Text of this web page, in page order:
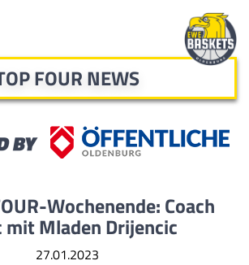
FOUR NEWS
Wochenende: Coach
mit Mladen Drijencic
27.01.2023